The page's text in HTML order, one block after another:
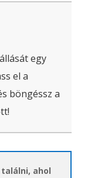
egy
el a
böngéssz a
ahol